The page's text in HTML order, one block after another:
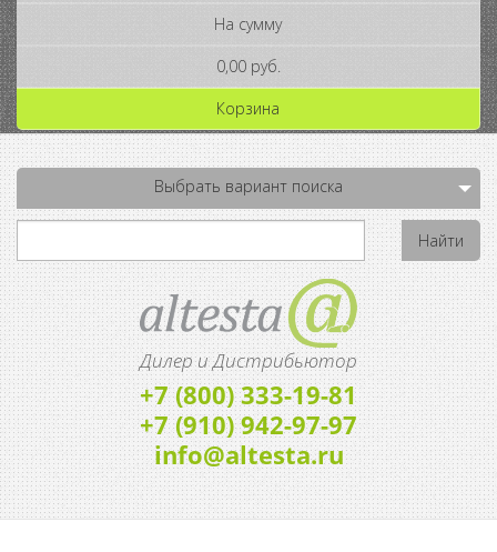
На сумму
0,00 руб.
Корзина
Выбрать вариант поиска
Дилер и Дистрибьютор
+7 (800) 333-19-81
+7 (910) 942-97-97
info@altesta.ru